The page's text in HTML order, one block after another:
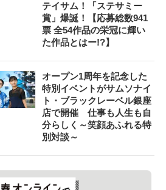
テイサム！「ステサミー
賞」爆誕！【応募総数941
票 全54作品の栄冠に輝い
た作品とはー!?】
オープン1周年を記念した
特別イベントがサムソナイ
ト・ブラックレーベル銀座
店で開催 仕事も人生も自
分らしく～笑顔あふれる特
別対談～